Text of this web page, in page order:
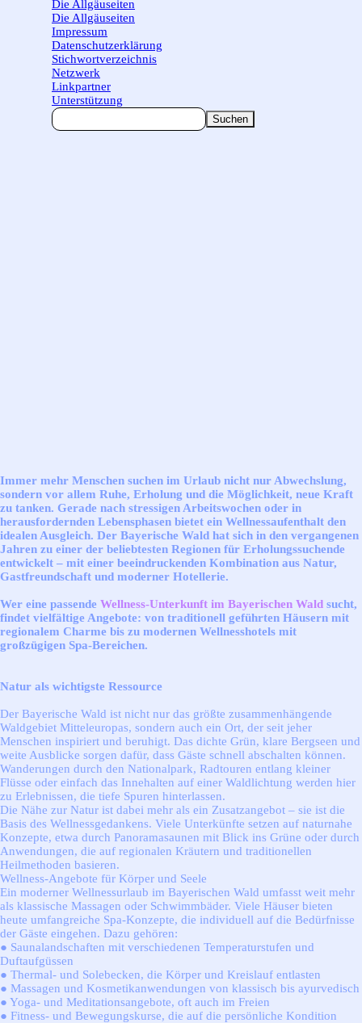
Die Allgäuseiten
Die Allgäuseiten
Impressum
Datenschutzerklärung
Stichwortverzeichnis
Netzwerk
Linkpartner
Unterstützung
Suchen
Immer mehr Menschen suchen im Urlaub nicht nur Abwechslung,
sondern vor allem Ruhe, Erholung und die Möglichkeit, neue Kraft
zu tanken. Gerade nach stressigen Arbeitswochen oder in
herausfordernden Lebensphasen bietet ein Wellnessaufenthalt den
idealen Ausgleich. Der Bayerische Wald hat sich in den vergangenen
Jahren zu einer der beliebtesten Regionen für Erholungssuchende
entwickelt – mit einer beeindruckenden Kombination aus Natur,
Gastfreundschaft und moderner Hotellerie.
Wer eine passende Wellness-Unterkunft im Bayerischen Wald sucht,
findet vielfältige Angebote: von traditionell geführten Häusern mit
regionalem Charme bis zu modernen Wellnesshotels mit
großzügigen Spa-Bereichen.
Natur als wichtigste Ressource
Der Bayerische Wald ist nicht nur das größte zusammenhängende
Waldgebiet Mitteleuropas, sondern auch ein Ort, der seit jeher
Menschen inspiriert und beruhigt. Das dichte Grün, klare Bergseen und
weite Ausblicke sorgen dafür, dass Gäste schnell abschalten können.
Wanderungen durch den Nationalpark, Radtouren entlang kleiner
Flüsse oder einfach das Innehalten auf einer Waldlichtung werden hier
zu Erlebnissen, die tiefe Spuren hinterlassen.
Die Nähe zur Natur ist dabei mehr als ein Zusatzangebot – sie ist die
Basis des Wellnessgedankens. Viele Unterkünfte setzen auf naturnahe
Konzepte, etwa durch Panoramasaunen mit Blick ins Grüne oder durch
Anwendungen, die auf regionalen Kräutern und traditionellen
Heilmethoden basieren.
Wellness-Angebote für Körper und Seele
Ein moderner Wellnessurlaub im Bayerischen Wald umfasst weit mehr
als klassische Massagen oder Schwimmbäder. Viele Häuser bieten
heute umfangreiche Spa-Konzepte, die individuell auf die Bedürfnisse
der Gäste eingehen. Dazu gehören:
● Saunalandschaften mit verschiedenen Temperaturstufen und
Duftaufgüssen
● Thermal- und Solebecken, die Körper und Kreislauf entlasten
● Massagen und Kosmetikanwendungen von klassisch bis ayurvedisch
● Yoga- und Meditationsangebote, oft auch im Freien
● Fitness- und Bewegungskurse, die auf die persönliche Kondition